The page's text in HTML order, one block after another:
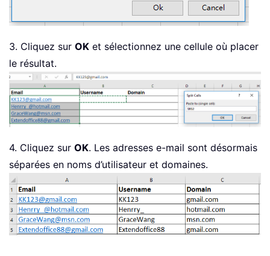
3. Cliquez sur OK et sélectionnez une cellule où placer
le résultat.
4. Cliquez sur OK. Les adresses e-mail sont désormais
séparées en noms d’utilisateur et domaines.